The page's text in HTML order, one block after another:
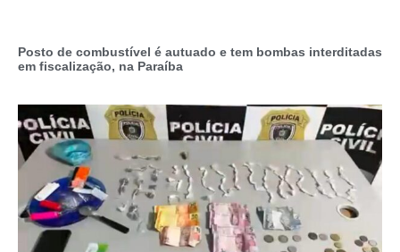
Posto de combustível é autuado e tem bombas interditadas
em fiscalização, na Paraíba